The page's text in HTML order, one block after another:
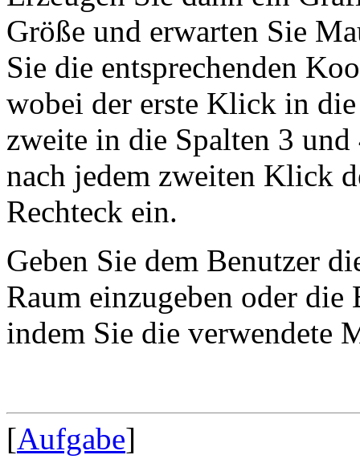
Größe und erwarten Sie
Sie die entsprechenden
wobei der erste Klick in
zweite in die Spalten 3
nach jedem zweiten Klick
Rechteck ein.
Geben Sie dem Benutzer
Raum einzugeben oder die
indem Sie die verwendete
[Aufgabe]